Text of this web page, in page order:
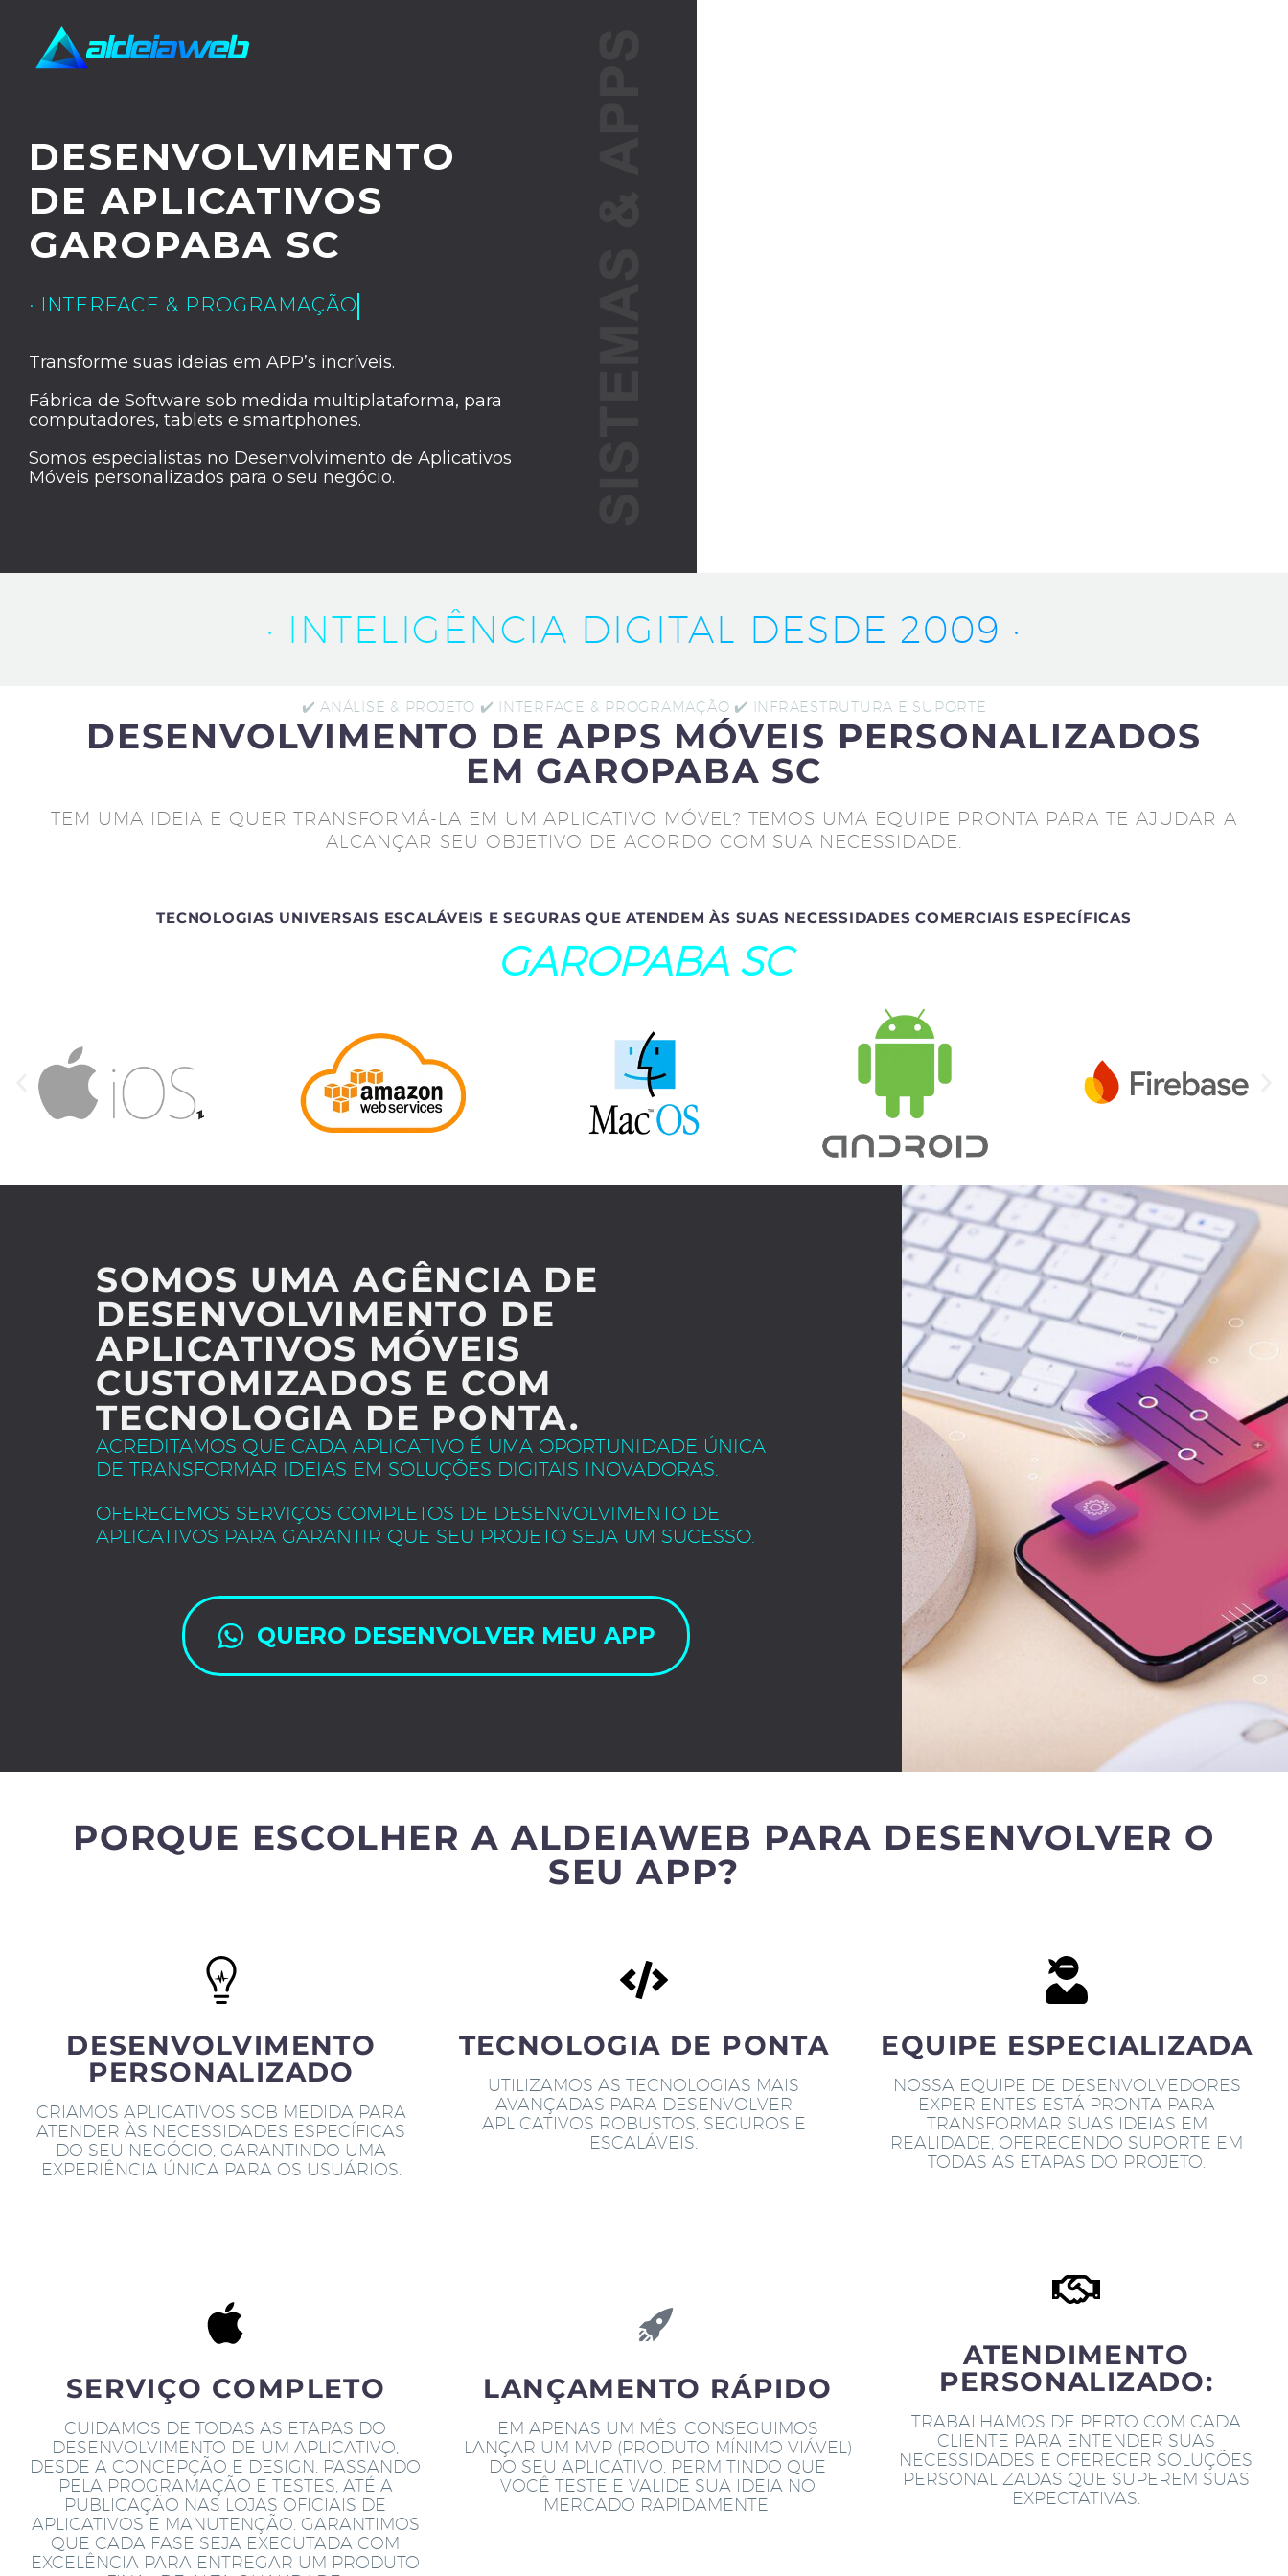
DESENVOLVIMENTO
DE APLICATIVOS
GAROPABA SC
· INTERFACE & PROGRAMAÇÃO
Transforme suas ideias em APP’s incríveis.
Fábrica de Software sob medida multiplataforma, para
computadores, tablets e smartphones.
Somos especialistas no Desenvolvimento de Aplicativos
Móveis personalizados para o seu negócio.
· INTELIGÊNCIA DIGITAL DESDE 2009 ·
✔️ ANÁLISE & PROJETO ✔️ INTERFACE & PROGRAMAÇÃO ✔️ INFRAESTRUTURA E SUPORTE
DESENVOLVIMENTO DE APPS MÓVEIS PERSONALIZADOS
EM GAROPABA SC
TEM UMA IDEIA E QUER TRANSFORMÁ-LA EM UM APLICATIVO MÓVEL? TEMOS UMA EQUIPE PRONTA PARA TE AJUDAR A
ALCANÇAR SEU OBJETIVO DE ACORDO COM SUA NECESSIDADE.
TECNOLOGIAS UNIVERSAIS ESCALÁVEIS E SEGURAS QUE ATENDEM ÀS SUAS NECESSIDADES COMERCIAIS ESPECÍFICAS
GAROPABA SC
SOMOS UMA AGÊNCIA DE
DESENVOLVIMENTO DE
APLICATIVOS MÓVEIS
CUSTOMIZADOS E COM
TECNOLOGIA DE PONTA.
ACREDITAMOS QUE CADA APLICATIVO É UMA OPORTUNIDADE ÚNICA
DE TRANSFORMAR IDEIAS EM SOLUÇÕES DIGITAIS INOVADORAS.
OFERECEMOS SERVIÇOS COMPLETOS DE DESENVOLVIMENTO DE
APLICATIVOS PARA GARANTIR QUE SEU PROJETO SEJA UM SUCESSO.
QUERO DESENVOLVER MEU APP
PORQUE ESCOLHER A ALDEIAWEB PARA DESENVOLVER O
SEU APP?
DESENVOLVIMENTO
PERSONALIZADO
CRIAMOS APLICATIVOS SOB MEDIDA PARA
ATENDER ÀS NECESSIDADES ESPECÍFICAS
DO SEU NEGÓCIO, GARANTINDO UMA
EXPERIÊNCIA ÚNICA PARA OS USUÁRIOS.
TECNOLOGIA DE PONTA
UTILIZAMOS AS TECNOLOGIAS MAIS
AVANÇADAS PARA DESENVOLVER
APLICATIVOS ROBUSTOS, SEGUROS E
ESCALÁVEIS.
EQUIPE ESPECIALIZADA
NOSSA EQUIPE DE DESENVOLVEDORES
EXPERIENTES ESTÁ PRONTA PARA
TRANSFORMAR SUAS IDEIAS EM
REALIDADE, OFERECENDO SUPORTE EM
TODAS AS ETAPAS DO PROJETO.
SERVIÇO COMPLETO
CUIDAMOS DE TODAS AS ETAPAS DO
DESENVOLVIMENTO DE UM APLICATIVO,
DESDE A CONCEPÇÃO E DESIGN, PASSANDO
PELA PROGRAMAÇÃO E TESTES, ATÉ A
PUBLICAÇÃO NAS LOJAS OFICIAIS DE
APLICATIVOS E MANUTENÇÃO. GARANTIMOS
QUE CADA FASE SEJA EXECUTADA COM
EXCELÊNCIA PARA ENTREGAR UM PRODUTO
LANÇAMENTO RÁPIDO
EM APENAS UM MÊS, CONSEGUIMOS
LANÇAR UM MVP (PRODUTO MÍNIMO VIÁVEL)
DO SEU APLICATIVO, PERMITINDO QUE
VOCÊ TESTE E VALIDE SUA IDEIA NO
MERCADO RAPIDAMENTE.
ATENDIMENTO
PERSONALIZADO:
TRABALHAMOS DE PERTO COM CADA
CLIENTE PARA ENTENDER SUAS
NECESSIDADES E OFERECER SOLUÇÕES
PERSONALIZADAS QUE SUPEREM SUAS
EXPECTATIVAS.